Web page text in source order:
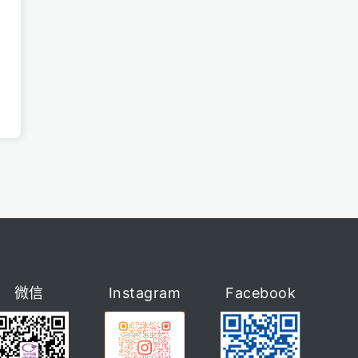
微信 Instagram Facebook